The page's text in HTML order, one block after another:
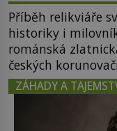
Příběh relikviáře
historiky i
románská
českých
nejcennějším
republice.
dramatickém
ZÁHADY A